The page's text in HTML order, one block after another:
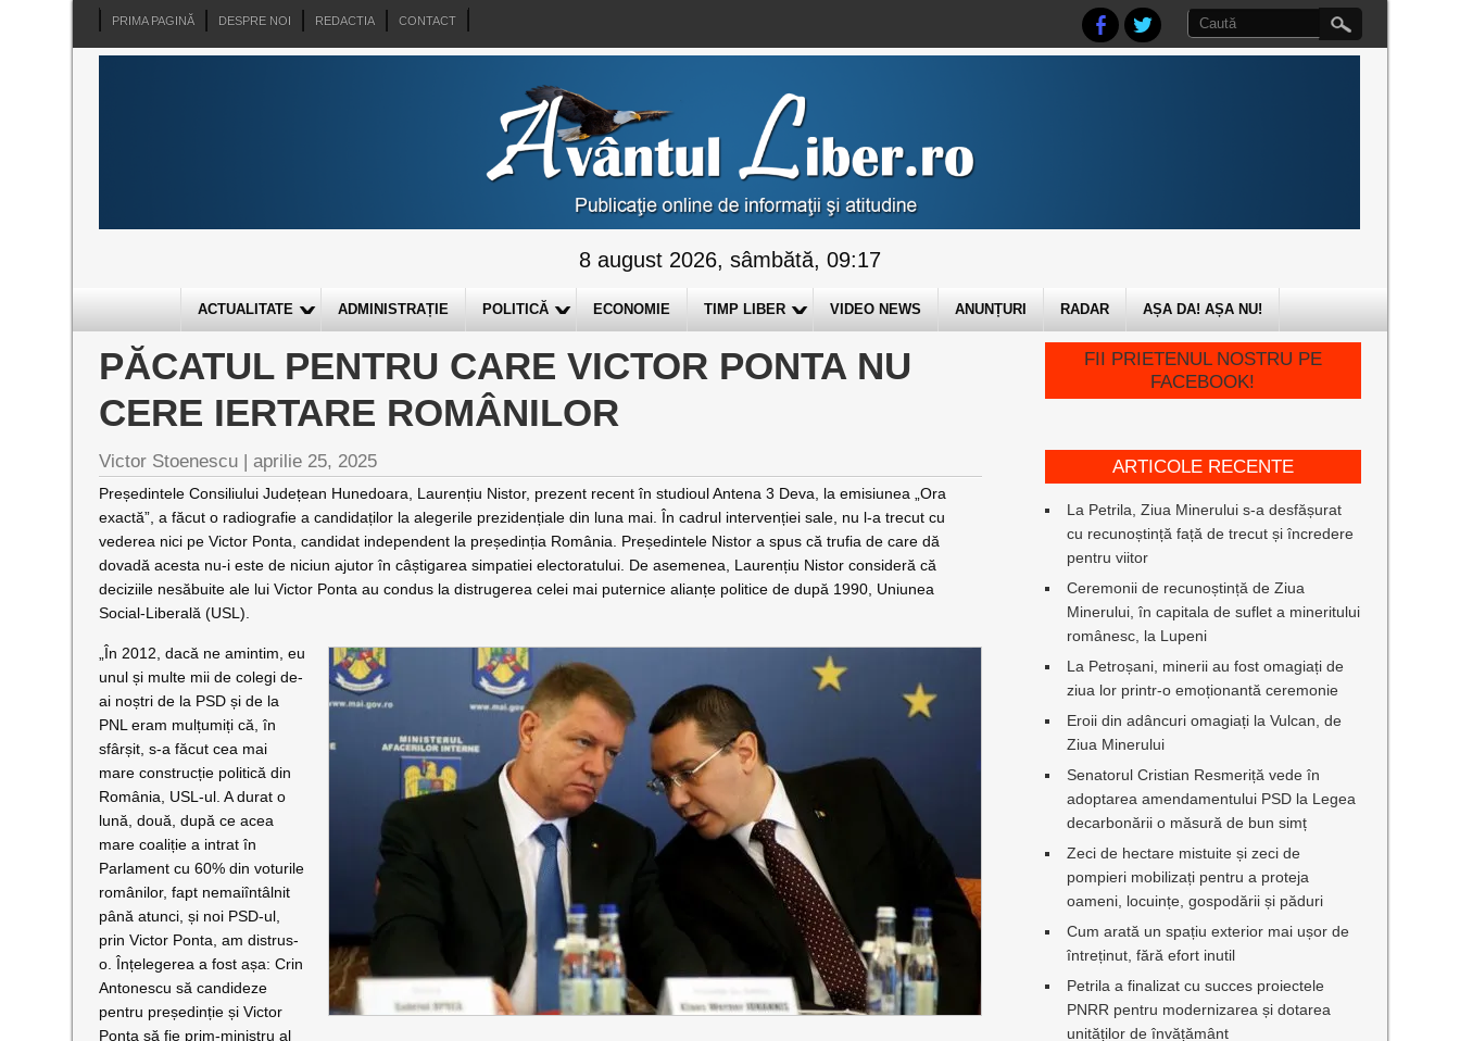
PRIMA PAGINĂ DESPRE NOI REDACTIA CONTACT
8 august 2026, sâmbătă, 09:17
ACTUALITATE ADMINISTRAȚIE POLITICĂ ECONOMIE TIMP LIBER VIDEO NEWS ANUNȚURI RADAR AȘA DA! AȘA NU!
PĂCATUL PENTRU CARE VICTOR PONTA NU
CERE IERTARE ROMÂNILOR
Victor Stoenescu |aprilie 25, 2025
Președintele Consiliului Județean Hunedoara, Laurențiu Nistor, prezent recent în studioul Antena 3 Deva, la emisiunea „Ora
exactă”, a făcut o radiografie a candidaților la alegerile prezidențiale din luna mai. În cadrul intervenției sale, nu l-a trecut cu
vederea nici pe Victor Ponta, candidat independent la președinția România. Președintele Nistor a spus că trufia de care dă
dovadă acesta nu-i este de niciun ajutor în câștigarea simpatiei electoratului. De asemenea, Laurențiu Nistor consideră că
deciziile nesăbuite ale lui Victor Ponta au condus la distrugerea celei mai puternice alianțe politice de după 1990, Uniunea
Social-Liberală (USL).
„În 2012, dacă ne amintim, eu
unul și multe mii de colegi de-
ai noștri de la PSD și de la
PNL eram mulțumiți că, în
sfârșit, s-a făcut cea mai
mare construcție politică din
România, USL-ul. A durat o
lună, două, după ce acea
mare coaliție a intrat în
Parlament cu 60% din voturile
românilor, fapt nemaiîntâlnit
până atunci, și noi PSD-ul,
prin Victor Ponta, am distrus-
o. Înțelegerea a fost așa: Crin
Antonescu să candideze
pentru președinție și Victor
Ponta să fie prim-ministru al
FII PRIETENUL NOSTRU PE
FACEBOOK!
ARTICOLE RECENTE
La Petrila, Ziua Minerului s-a desfășurat
cu recunoștință față de trecut și încredere
pentru viitor
Ceremonii de recunoștință de Ziua
Minerului, în capitala de suflet a mineritului
românesc, la Lupeni
La Petroșani, minerii au fost omagiați de
ziua lor printr-o emoționantă ceremonie
Eroii din adâncuri omagiați la Vulcan, de
Ziua Minerului
Senatorul Cristian Resmeriță vede în
adoptarea amendamentului PSD la Legea
decarbonării o măsură de bun simț
Zeci de hectare mistuite și zeci de
pompieri mobilizați pentru a proteja
oameni, locuințe, gospodării și păduri
Cum arată un spațiu exterior mai ușor de
întreținut, fără efort inutil
Petrila a finalizat cu succes proiectele
PNRR pentru modernizarea și dotarea
unităților de învățământ